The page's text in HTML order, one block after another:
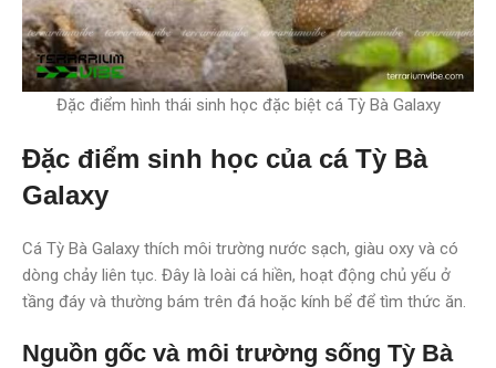
Đặc điểm hình thái sinh học đặc biệt cá Tỳ Bà Galaxy
Đặc điểm sinh học của cá Tỳ Bà
Galaxy
Cá Tỳ Bà Galaxy thích môi trường nước sạch, giàu oxy và có
dòng chảy liên tục. Đây là loài cá hiền, hoạt động chủ yếu ở
tầng đáy và thường bám trên đá hoặc kính bể để tìm thức ăn.
Nguồn gốc và môi trường sống Tỳ Bà